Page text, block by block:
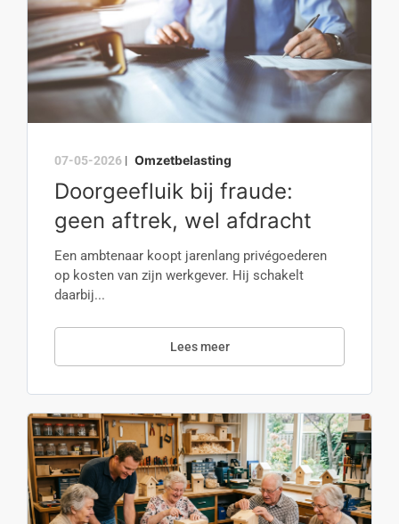
07-05-2026 | Omzetbelasting
Doorgeefluik bij fraude:
geen aftrek, wel afdracht
Een ambtenaar koopt jarenlang privégoederen
op kosten van zijn werkgever. Hij schakelt
daarbij...
Lees meer